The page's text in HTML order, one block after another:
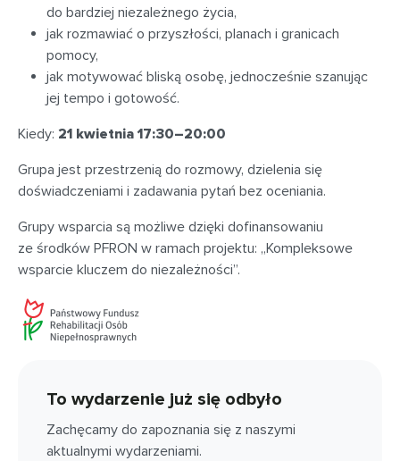
do bardziej niezależnego życia,
jak rozmawiać o przyszłości, planach i granicach
pomocy,
jak motywować bliską osobę, jednocześnie szanując
jej tempo i gotowość.
Kiedy: 21 kwietnia 17:30–20:00
Grupa jest przestrzenią do rozmowy, dzielenia się
doświadczeniami i zadawania pytań bez oceniania.
Grupy wsparcia są możliwe dzięki dofinansowaniu
ze środków PFRON w ramach projektu: „Kompleksowe
wsparcie kluczem do niezależności”.
To wydarzenie już się odbyło
Zachęcamy do zapoznania się z naszymi
aktualnymi wydarzeniami.